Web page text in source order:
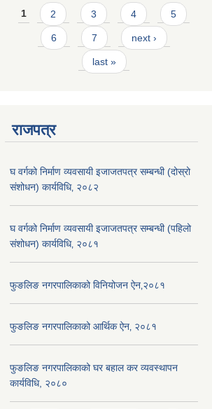
Pages
1 2 3 4 5
6 7 next ›
last »
राजपत्र
घ वर्गको निर्माण व्यवसायी इजाजतपत्र सम्बन्धी (दोस्रो
संशोधन) कार्यविधि‚ २०८२
घ वर्गको निर्माण व्यवसायी इजाजतपत्र सम्बन्धी (पहिलो
संशोधन) कार्यविधि‚ २०८१
फुङलिङ नगरपालिकाको विनियोजन ऐन‚२०८१
फुङलिङ नगरपालिकाको आर्थिक ऐन‚ २०८१
फुङलिङ नगरपालिकाको घर बहाल कर व्यवस्थापन
कार्यविधि, २०८०